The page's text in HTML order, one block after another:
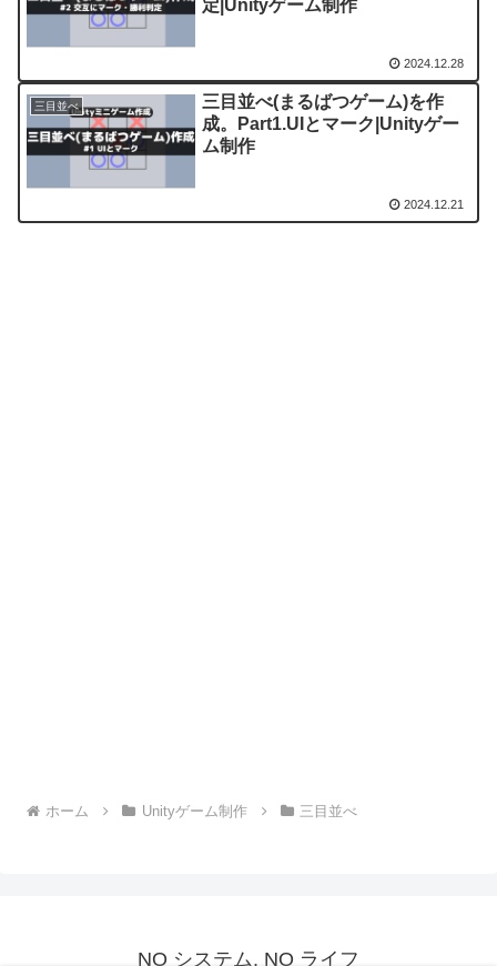
定|Unityゲーム制作
2024.12.28
三目並べ
三目並べ(まるばつゲーム)を作
成。Part1.UIとマーク|Unityゲー
ム制作
2024.12.21
ホーム Unityゲーム制作 三目並べ
NO システム, NO ライフ